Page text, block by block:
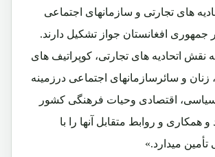
های تجارتی و سازمانهای اجتماعی
جمهوری افغانستان جواز تشکیل دارند.
نقش اتحادیه های تجارتی، کوپراتیف های
زنان و سائرسازمانهای اجتماعی درزمینه
اقتصادی وحیات فرهنگی کشور
همکاری و روابط متقابل آنها را با
تأمین میدارد.»